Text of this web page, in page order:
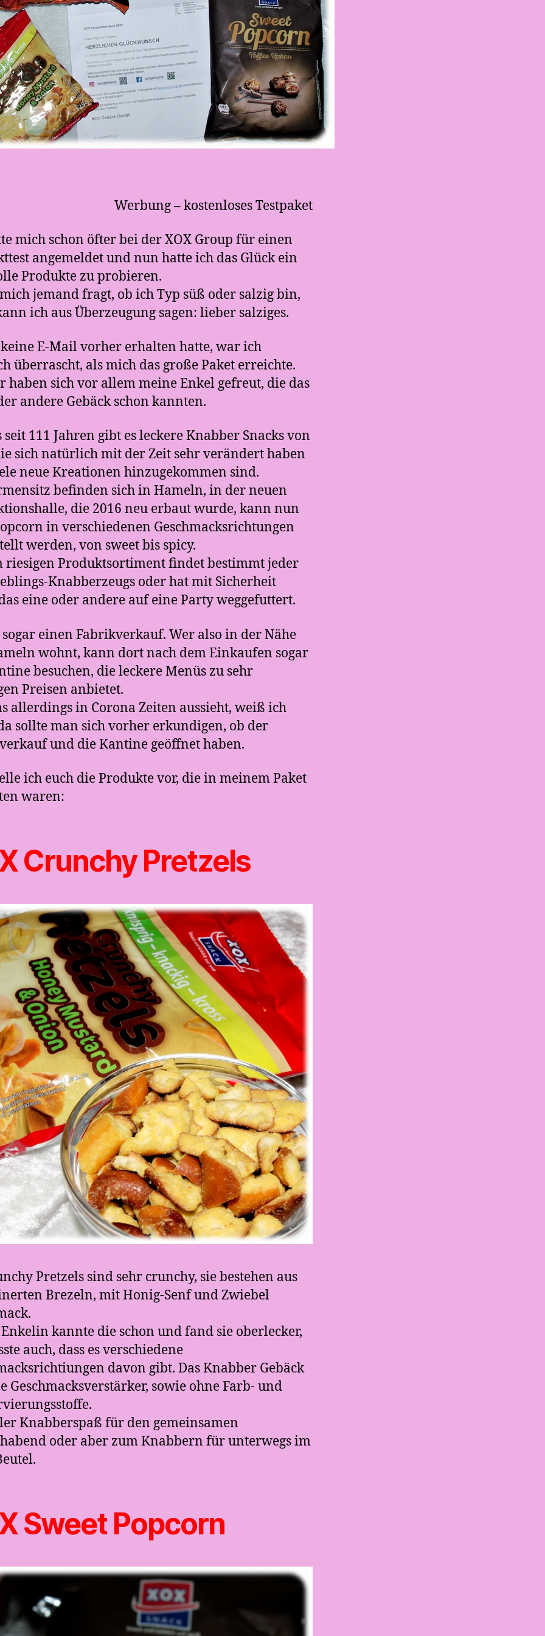
Werbung – kostenloses Testpaket
mich schon öfter bei der XOX Group für einen
angemeldet und nun hatte ich das Glück ein
Produkte zu probieren.
jemand fragt, ob ich Typ süß oder salzig bin,
ich aus Überzeugung sagen: lieber salziges.
E-Mail vorher erhalten hatte, war ich
überrascht, als mich das große Paket erreichte.
haben sich vor allem meine Enkel gefreut, die das
andere Gebäck schon kannten.
seit 111 Jahren gibt es leckere Knabber Snacks von
sich natürlich mit der Zeit sehr verändert haben
neue Kreationen hinzugekommen sind.
befinden sich in Hameln, in der neuen
die 2016 neu erbaut wurde, kann nun
in verschiedenen Geschmacksrichtungen
werden, von sweet bis spicy.
riesigen Produktsortiment findet bestimmt jeder
Knabberzeugs oder hat mit Sicherheit
eine oder andere auf eine Party weggefuttert.
sogar einen Fabrikverkauf. Wer also in der Nähe
wohnt, kann dort nach dem Einkaufen sogar
besuchen, die leckere Menüs zu sehr
Preisen anbietet.
allerdings in Corona Zeiten aussieht, weiß ich
sollte man sich vorher erkundigen, ob der
und die Kantine geöffnet haben.
ich euch die Produkte vor, die in meinem Paket
waren:
Crunchy Pretzels
Pretzels sind sehr crunchy, sie bestehen aus
Brezeln, mit Honig-Senf und Zwiebel
kannte die schon und fand sie oberlecker,
auch, dass es verschiedene
davon gibt. Das Knabber Gebäck
Geschmacksverstärker, sowie ohne Farb- und
Knabberspaß für den gemeinsamen
oder aber zum Knabbern für unterwegs im
Sweet Popcorn